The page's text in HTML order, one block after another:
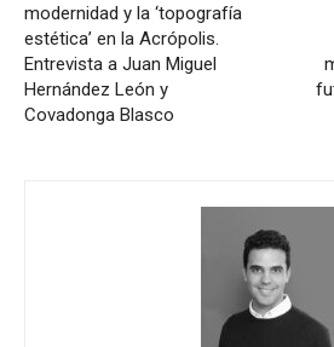
modernidad y la ‘topografía
estética’ en la Acrópolis.
Entrevista a Juan Miguel
Hernández León y
Covadonga Blasco